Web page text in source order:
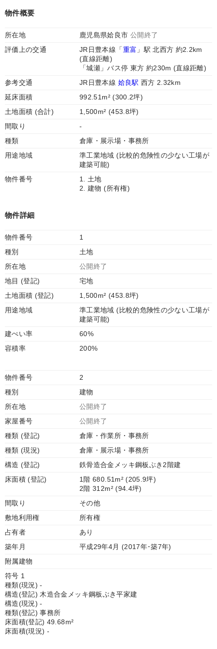
物件概要
所在地 鹿児島県姶良市 公開終了
評価上の交通
JR日豊本線「重富 」駅 北西方 約2.2km
(直線距離)
「城瀬」バス停 東方 約230m (直線距離)
参考交通
JR日豊本線 姶良駅 西方 2.32km
延床面積
992.51m² (300.2坪)
土地面積 (合計)
1,500m² (453.8坪)
間取り
-
種類
倉庫・展示場・事務所
用途地域
準工業地域 (比較的危険性の少ない工場が
建築可能)
物件番号
1. 土地
2. 建物 (所有権)
物件詳細
物件番号
1
種別
土地
所在地
公開終了
地目 (登記)
宅地
土地面積 (登記)
1,500m² (453.8坪)
用途地域
準工業地域 (比較的危険性の少ない工場が
建築可能)
建ぺい率
60%
容積率
200%
物件番号
2
種別
建物
所在地
公開終了
家屋番号
公開終了
種類 (登記)
倉庫・作業所・事務所
種類 (現況)
倉庫・展示場・事務所
構造 (登記)
鉄骨造合金メッキ鋼板ぶき2階建
床面積 (登記)
1階 680.51m² (205.9坪)
2階 312m² (94.4坪)
間取り
その他
敷地利用権
所有権
占有者
あり
築年月
平成29年4月 (2017年･築7年)
附属建物
符号 1
種類(現況) -
構造(登記) 木造合金メッキ鋼板ぶき平家建
構造(現況) -
種類(登記) 事務所
床面積(登記) 49.68m²
床面積(現況) -